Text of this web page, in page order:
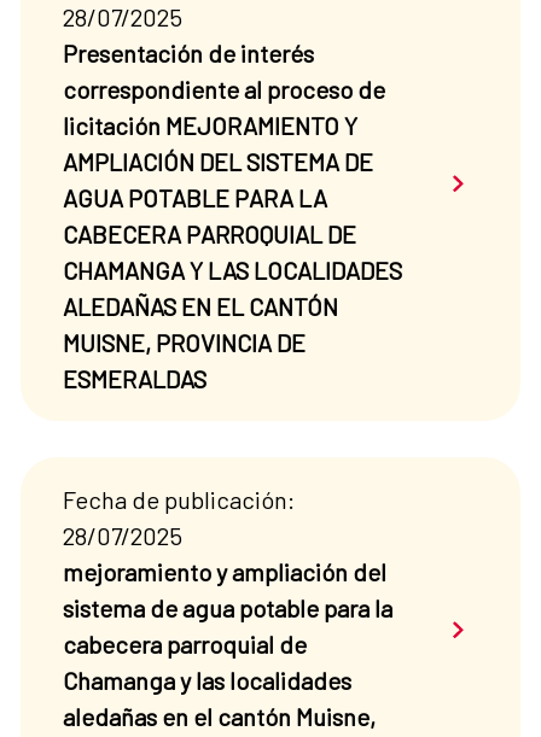
28/07/2025
Presentación de interés
correspondiente al proceso de
licitación MEJORAMIENTO Y
AMPLIACIÓN DEL SISTEMA DE
AGUA POTABLE PARA LA
CABECERA PARROQUIAL DE
CHAMANGA Y LAS LOCALIDADES
ALEDAÑAS EN EL CANTÓN
MUISNE, PROVINCIA DE
ESMERALDAS
Saber
Fecha de publicación:
28/07/2025
mejoramiento y ampliación del
sistema de agua potable para la
cabecera parroquial de
Chamanga y las localidades
aledañas en el cantón Muisne,
Saber